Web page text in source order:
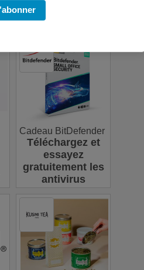
AliExpress pour
ligne : jusqu'à
63€
Cadeau BitDefender
Téléchargez et
essayez
gratuitement les
antivirus